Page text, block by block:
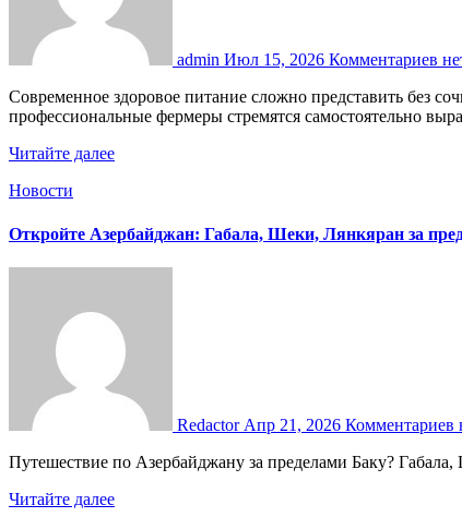
admin Июл 15, 2026 Комментариев
Современное здоровое питание сложно представить без сочной полезной зелени, которая дарит бодрость и насыщает организм ценными элементами в любой сезон. Многие садоводы и
профессиональные фермеры стремятся самостоятельно
Читайте далее
Новости
Откройте Азербайджан: Габала, Шеки, Лянкяран за
Redactor Апр 21, 2026 Комментариев
Путешествие по Азербайджану за пределами Баку?
Читайте далее